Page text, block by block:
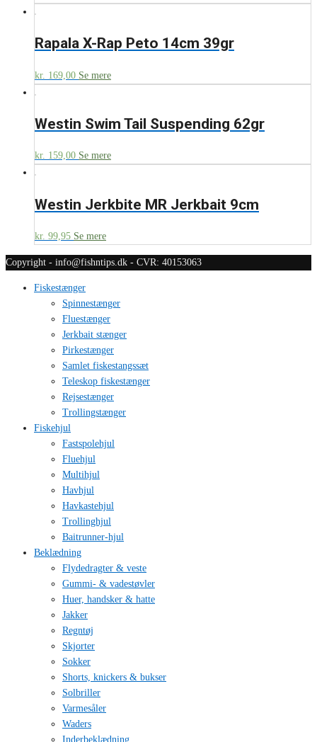
Rapala X-Rap Peto 14cm 39gr
kr. 169,00 Se mere
Westin Swim Tail Suspending 62gr
kr. 159,00 Se mere
Westin Jerkbite MR Jerkbait 9cm
kr. 99,95 Se mere
Copyright - info@fishntips.dk - CVR: 40153063
Fiskestænger
Spinnestænger
Fluestænger
Jerkbait stænger
Pirkestænger
Samlet fiskestangssæt
Teleskop fiskestænger
Rejsestænger
Trollingstænger
Fiskehjul
Fastspolehjul
Fluehjul
Multihjul
Havhjul
Havkastehjul
Trollinghjul
Baitrunner-hjul
Beklædning
Flydedragter & veste
Gummi- & vadestøvler
Huer, handsker & hatte
Jakker
Regntøj
Skjorter
Sokker
Shorts, knickers & bukser
Solbriller
Varmesåler
Waders
Inderbeklædning